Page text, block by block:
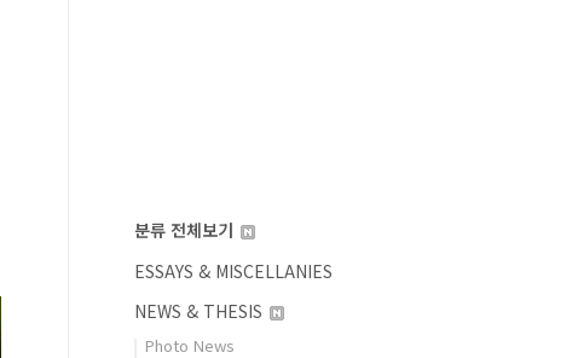
분류 전체보기
ESSAYS & MISCELLANIES
NEWS & THESIS
Photo News